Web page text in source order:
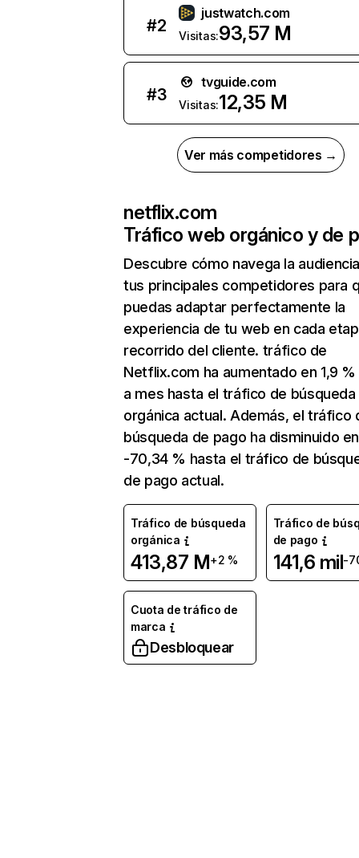
#2
justwatch.com
Visitas:93,57 M
#3
tvguide.com
Visitas:12,35 M
Ver más competidores →
netflix.com
Tráfico web orgánico y de
Descubre cómo navega la
tus principales competidores para
puedas adaptar perfectamente la
experiencia de tu web en cada
recorrido del cliente. tráfico de
Netflix.com ha aumentado en 1,9
a mes hasta el tráfico de búsqueda
orgánica actual. Además, el tráfico
búsqueda de pago ha disminuido en
-70,34 % hasta el tráfico de
de pago actual.
Tráfico de búsqueda
orgánica
413,87 M+2 %
Tráfico de
de pago
141,6 mil-
Cuota de tráfico de
marca
Desbloquear